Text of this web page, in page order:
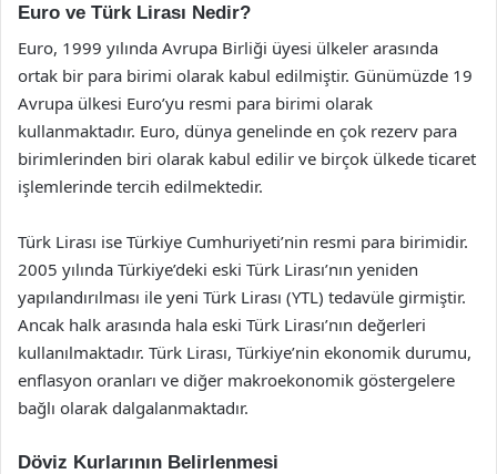
Euro ve Türk Lirası Nedir?
Euro, 1999 yılında Avrupa Birliği üyesi ülkeler arasında
ortak bir para birimi olarak kabul edilmiştir. Günümüzde 19
Avrupa ülkesi Euro’yu resmi para birimi olarak
kullanmaktadır. Euro, dünya genelinde en çok rezerv para
birimlerinden biri olarak kabul edilir ve birçok ülkede ticaret
işlemlerinde tercih edilmektedir.
Türk Lirası ise Türkiye Cumhuriyeti’nin resmi para birimidir.
2005 yılında Türkiye’deki eski Türk Lirası’nın yeniden
yapılandırılması ile yeni Türk Lirası (YTL) tedavüle girmiştir.
Ancak halk arasında hala eski Türk Lirası’nın değerleri
kullanılmaktadır. Türk Lirası, Türkiye’nin ekonomik durumu,
enflasyon oranları ve diğer makroekonomik göstergelere
bağlı olarak dalgalanmaktadır.
Döviz Kurlarının Belirlenmesi